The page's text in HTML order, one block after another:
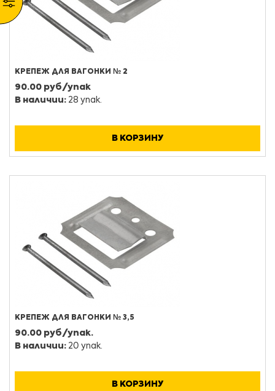
КРЕПЕЖ ДЛЯ ВАГОНКИ № 2
90.00 руб/упак
В наличии: 28 упак.
В КОРЗИНУ
КРЕПЕЖ ДЛЯ ВАГОНКИ № 3,5
90.00 руб/упак.
В наличии: 20 упак.
В КОРЗИНУ